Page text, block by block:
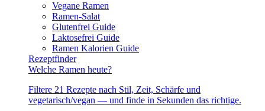
Vegane Ramen
Ramen-Salat
Glutenfrei Guide
Laktosefrei Guide
Ramen Kalorien Guide
Rezeptfinder
Welche Ramen heute?
Filtere 21 Rezepte nach Stil, Zeit, Schärfe und
vegetarisch/vegan — und finde in Sekunden das richtige.